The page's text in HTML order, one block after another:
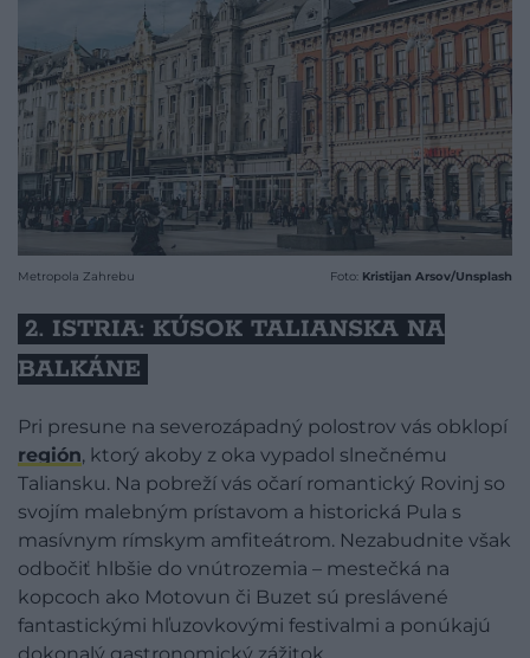
Metropola Zahrebu Foto: Kristijan Arsov/Unsplash
2. ISTRIA: KÚSOK TALIANSKA NA
BALKÁNE
Pri presune na severozápadný polostrov vás obklopí
región, ktorý akoby z oka vypadol slnečnému
Taliansku. Na pobreží vás očarí romantický Rovinj so
svojím malebným prístavom a historická Pula s
masívnym rímskym amfiteátrom. Nezabudnite však
odbočiť hlbšie do vnútrozemia – mestečká na
kopcoch ako Motovun či Buzet sú preslávené
fantastickými hľuzovkovými festivalmi a ponúkajú